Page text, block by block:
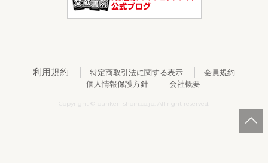
利用規約 特定商取引法に関する表示
会員規約
個人情報保護方針
会社概要
Copyright © bunken-shoin.co.jp. All right reserved.